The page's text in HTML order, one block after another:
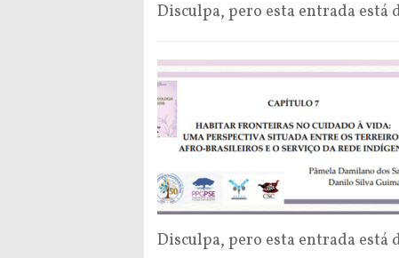
Disculpa, pero esta entrada
Disculpa, pero esta entrada